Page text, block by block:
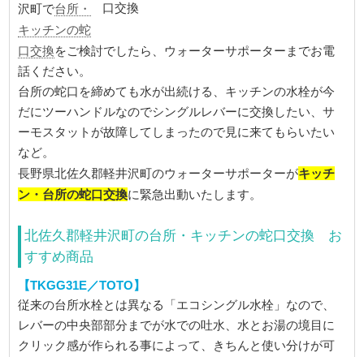
沢町で台所・
キッチンの蛇
口交換をご検討でしたら、ウォーターサポーターまでお電
話ください。
台所の蛇口を締めても水が出続ける、キッチンの水栓が今
だにツーハンドルなのでシングルレバーに交換したい、サ
ーモスタットが故障してしまったので見に来てもらいたい
など。
長野県北佐久郡軽井沢町のウォーターサポーターがキッチ
ン・台所の蛇口交換に緊急出動いたします。
北佐久郡軽井沢町の台所・キッチンの蛇口交換 お
すすめ商品
【TKGG31E／TOTO】
従来の台所水栓とは異なる「エコシングル水栓」なので、
レバーの中央部部分までが水での吐水、水とお湯の境目に
クリック感が作られる事によって、きちんと使い分けが可